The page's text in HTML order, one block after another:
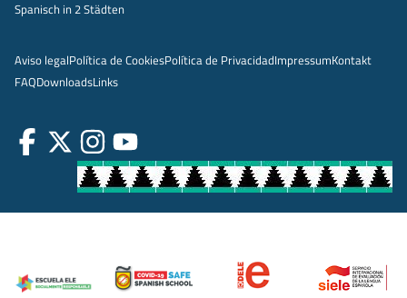
Spanisch in 2 Städten
Aviso legalPolítica de CookiesPolítica de PrivacidadImpressumKontakt
FAQDownloadsLinks